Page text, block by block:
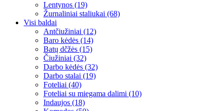
Lentynos (19)
Žurnaliniai staliukai (68)
Visi baldai
Antčiužiniai (12)
Baro kėdės (14)
Batų dčžės (15)
Čiužiniai (32)
Darbo kėdės (32)
Darbo stalai (19)
Foteliai (40)
Foteliai su miegama dalimi (10)
Indaujos (18)